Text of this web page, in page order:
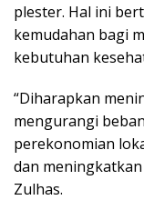
plester. Hal ini
kemudahan bagi
kebutuhan
“Diharapkan
mengurangi
perekonomian
dan
Zulhas.